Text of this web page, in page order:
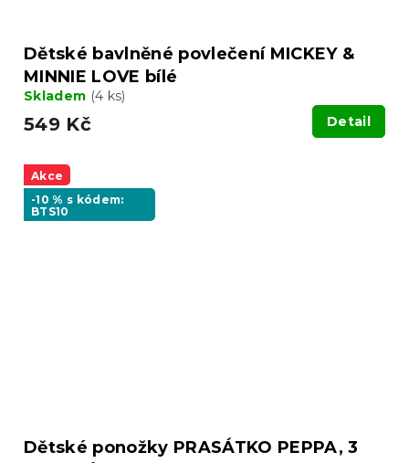
Dětské bavlněné povlečení MICKEY &
MINNIE LOVE bílé
Skladem (4 ks)
549 Kč Detail
Akce
-10 % s kódem:
BTS10
Dětské ponožky PRASÁTKO PEPPA, 3